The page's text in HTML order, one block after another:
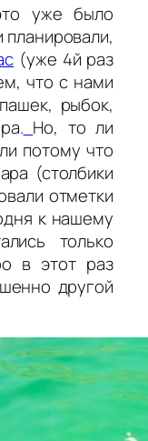
уже было
планировали,
(уже 4й раз
что с нами
рыбок,
Но, то ли
потому что
(столбики
отметки
к нашему
только
в этот раз
другой